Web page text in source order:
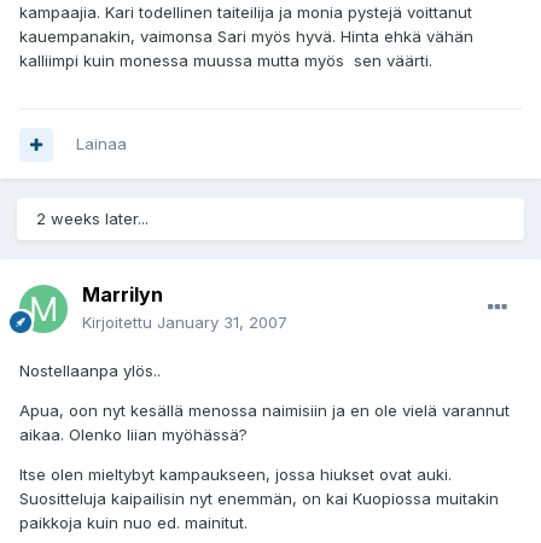
kampaajia. Kari todellinen taiteilija ja monia pystejä voittanut
kauempanakin, vaimonsa Sari myös hyvä. Hinta ehkä vähän
kalliimpi kuin monessa muussa mutta myös sen väärti.
Lainaa
2 weeks later...
Marrilyn
Kirjoitettu January 31, 2007
Nostellaanpa ylös..
Apua, oon nyt kesällä menossa naimisiin ja en ole vielä varannut
aikaa. Olenko liian myöhässä?
Itse olen mieltybyt kampaukseen, jossa hiukset ovat auki.
Suositteluja kaipailisin nyt enemmän, on kai Kuopiossa muitakin
paikkoja kuin nuo ed. mainitut.